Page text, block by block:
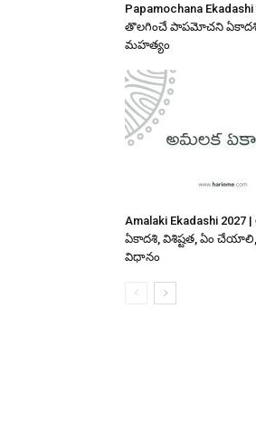
Papamochana
తొలగించే పాపమోచని ఏకాదశి
మహత్యం
Amalaki Ekadashi
ఏకాదశి, విశిష్టత, ఏం
విధానం